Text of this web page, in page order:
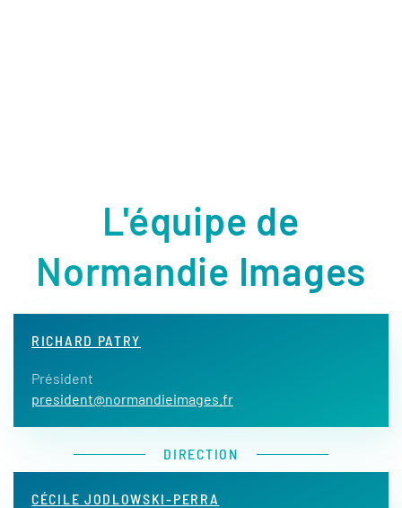
L'équipe de
Normandie Images
RICHARD PATRY
Président
president@normandieimages.fr
DIRECTION
CÉCILE JODLOWSKI-PERRA